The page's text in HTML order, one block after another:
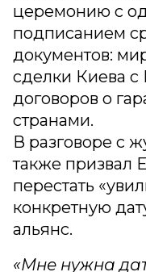
церемонию с
подписанием
документов:
сделки Киева
договоров о
странами.
В разговоре с
также призвал
перестать
конкретную
альянс.
«Мне нужна